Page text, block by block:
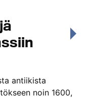
antiikista
noin 1600,